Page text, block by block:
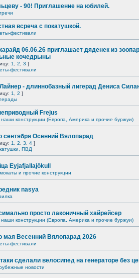
- 90! Приглашение на юбилей.
всреча с покатушкой.
фестивали
06.06.26 приглашает дяденек из
кочедрыны
1 2 3 ]
фестивали
- длиннобазный лигерад Дениса
1 2 ]
Frejus
конструкции (Европа, Америка и прочие буржуи)
сентября Осенний Вялопарад
1 2 3 4 ]
ПВД
Eyjafjallajökull
и прочие конструкции
nasya
просто лаконичный хайрейсер
конструкции (Европа, Америка и прочие буржуи)
мая Весенний Вялопарад 2026
фестивали
сделали велосипед на генераторе без
новости